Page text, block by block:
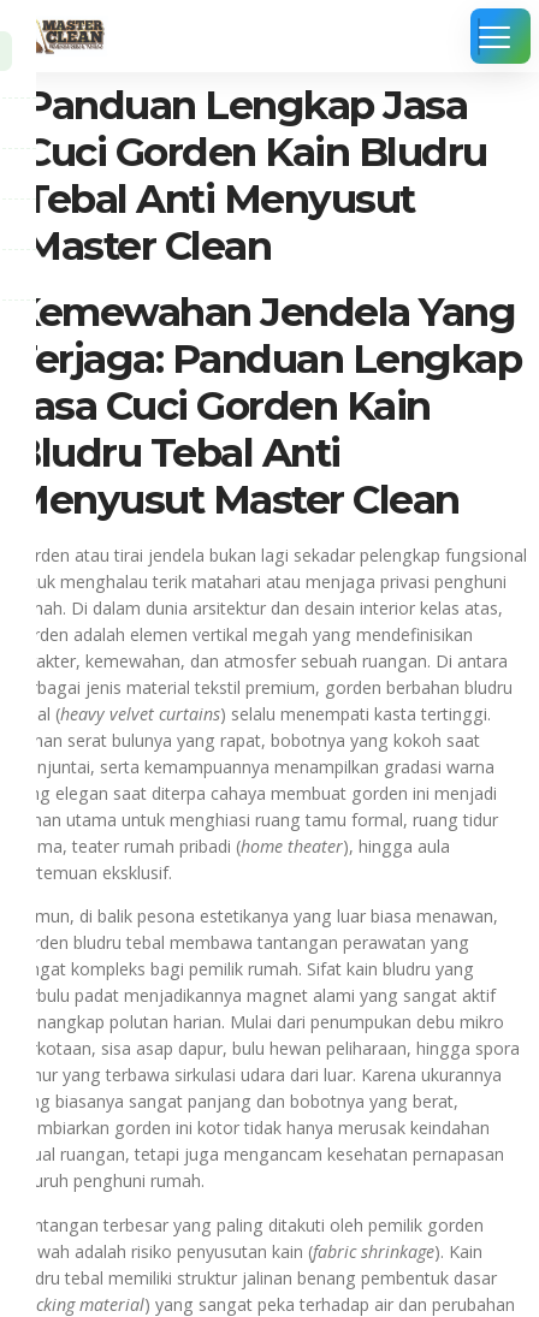
Panduan Lengkap Jasa
Cuci Gorden Kain Bludru
Tebal Anti Menyusut
Master Clean
Kemewahan Jendela Yang
Terjaga: Panduan Lengkap
Jasa Cuci Gorden Kain
Bludru Tebal Anti
Menyusut Master Clean
Gorden atau tirai jendela bukan lagi sekadar pelengkap fungsional
untuk menghalau terik matahari atau menjaga privasi penghuni
rumah. Di dalam dunia arsitektur dan desain interior kelas atas,
gorden adalah elemen vertikal megah yang mendefinisikan
karakter, kemewahan, dan atmosfer sebuah ruangan. Di antara
berbagai jenis material tekstil premium, gorden berbahan bludru
tebal (heavy velvet curtains) selalu menempati kasta tertinggi.
Jalinan serat bulunya yang rapat, bobotnya yang kokoh saat
menjuntai, serta kemampuannya menampilkan gradasi warna
yang elegan saat diterpa cahaya membuat gorden ini menjadi
pilihan utama untuk menghiasi ruang tamu formal, ruang tidur
utama, teater rumah pribadi (home theater), hingga aula
pertemuan eksklusif.
Namun, di balik pesona estetikanya yang luar biasa menawan,
gorden bludru tebal membawa tantangan perawatan yang
sangat kompleks bagi pemilik rumah. Sifat kain bludru yang
berbulu padat menjadikannya magnet alami yang sangat aktif
menangkap polutan harian. Mulai dari penumpukan debu mikro
perkotaan, sisa asap dapur, bulu hewan peliharaan, hingga spora
jamur yang terbawa sirkulasi udara dari luar. Karena ukurannya
yang biasanya sangat panjang dan bobotnya yang berat,
membiarkan gorden ini kotor tidak hanya merusak keindahan
visual ruangan, tetapi juga mengancam kesehatan pernapasan
seluruh penghuni rumah.
Tantangan terbesar yang paling ditakuti oleh pemilik gorden
mewah adalah risiko penyusutan kain (fabric shrinkage). Kain
bludru tebal memiliki struktur jalinan benang pembentuk dasar
backing material) yang sangat peka terhadap air dan perubahan